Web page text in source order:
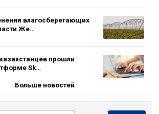
влагосберегающих
Же…
прошли
Sk…
Больше новостей